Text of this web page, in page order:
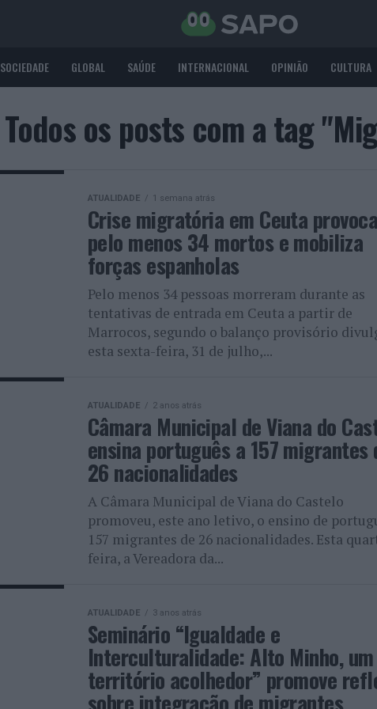
SOCIEDADE GLOBAL SAÚDE INTERNACIONAL OPINIÃO CULTURA
Todos os posts com a tag
ATUALIDADE 1 semana atrás
Crise migratória em Ceuta provoca
pelo menos 34 mortos e mobiliza
forças espanholas
Pelo menos 34 pessoas morreram durante as
tentativas de entrada em Ceuta a partir de
Marrocos, segundo o balanço provisório
esta sexta-feira, 31 de julho,...
ATUALIDADE 2 anos atrás
Câmara Municipal de Viana do
ensina português a 157 migrantes
26 nacionalidades
A Câmara Municipal de Viana do Castelo
promoveu, este ano letivo, o ensino de
157 migrantes de 26 nacionalidades. Esta
feira, a Vereadora da...
ATUALIDADE 3 anos atrás
Seminário “Igualdade e
Interculturalidade: Alto Minho, um
território acolhedor” promove
sobre integração de migrantes